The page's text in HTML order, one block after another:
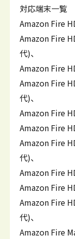
対応端末一覧
Amazon Fire
Amazon Fire
代)、
Amazon Fire
Amazon Fire
代)、
Amazon Fire
Amazon Fire
Amazon Fire
代)、
Amazon Fire
Amazon Fire
Amazon Fire
代)、
Amazon Fire